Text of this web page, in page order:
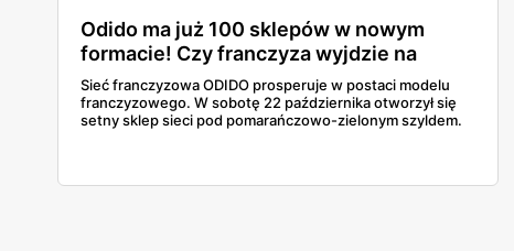
Odido ma już 100 sklepów w nowym
formacie! Czy franczyza wyjdzie na
prowadzenie?
Sieć franczyzowa ODIDO prosperuje w postaci modelu
franczyzowego. W sobotę 22 października otworzył się
setny sklep sieci pod pomarańczowo-zielonym szyldem.